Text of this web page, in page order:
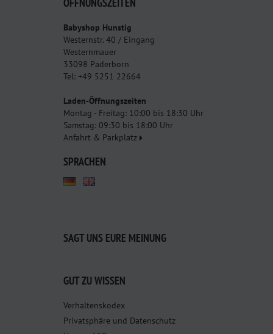
ÖFFNUNGSZEITEN
Babyshop Hunstig
Westernstr. 40 / Eingang
Westernmauer
33098 Paderborn
Tel: +49 5251 22664
Laden-Öffnungszeiten
Montag - Freitag: 10:00 bis 18:30 Uhr
Samstag: 09:30 bis 18:00 Uhr
Anfahrt & Parkplatz
SPRACHEN
SAGT UNS EURE MEINUNG
GUT ZU WISSEN
Verhaltenskodex
Privatsphäre und Datenschutz